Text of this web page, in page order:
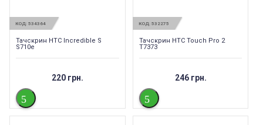
КОД: 534364
Тачскрин HTC Incredible S
S710e
220 грн.
КОД: 532275
Тачскрин HTC Touch Pro 2
T7373
246 грн.